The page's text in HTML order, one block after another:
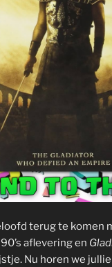
terug te komen
aflevering en
Nu horen we